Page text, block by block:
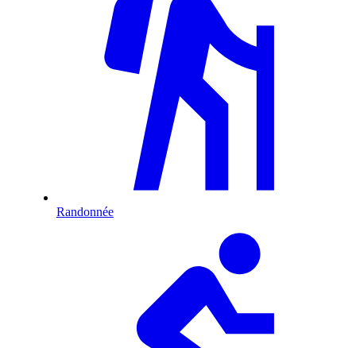
Randonnée